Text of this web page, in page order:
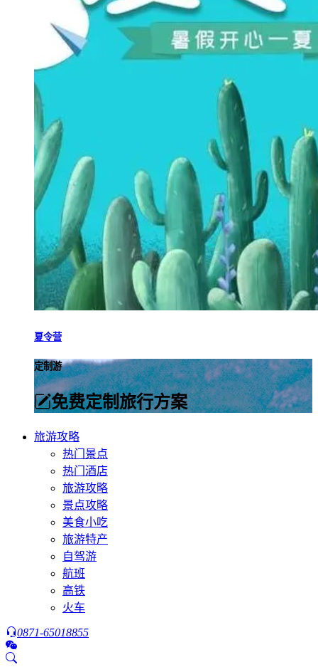
夏令营
定制游
免费定制旅行方案
旅游攻略
热门景点
热门酒店
旅游攻略
景点攻略
美食小吃
旅游特产
自驾游
航班
高铁
火车
0871-65018855